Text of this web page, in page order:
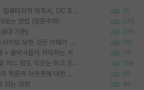
Korea University 수학, 컴퓨터과학 이학사, UC Berkeley 산업공학 대학원 공학박사가 되는 것은 쉽지 않겠죠? 10
보는 방법 (장문주의) 275
대 기준) 275
대학원생들 교수에게 가스라이팅 당한 것은 이해가 갑니다. 안타깝네요. 119
+ 물박사들이 착각하는 거 76
석사입학예정생 분들! 제발 어느 정도 각오는 하고 오세요. 156
포스텍 억까에 대해 (동문의 학문적 아웃풋에 대한 반박) 50
되는 과정 40